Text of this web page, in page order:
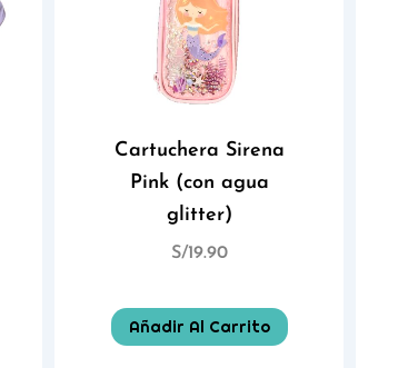
Cartuchera Sirena
Pink (con agua
glitter)
S/19.90
Añadir Al Carrito